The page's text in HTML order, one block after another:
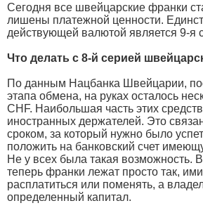
Сегодня все швейцарские франки
лишены платежной ценности.
действующей валютой является 9-я
Что делать с 8-й серией
По данным Нацбанка Швейцарии,
этапа обмена, на руках осталось
CHF. Наибольшая часть этих
иностранных держателей. Это
сроком, за который нужно было
положить на банковский счет
Не у всех была такая возможность.
теперь франки лежат просто так,
расплатиться или поменять, а
определенный капитал.